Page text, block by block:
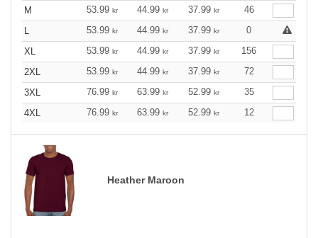
M
53.99 kr 44.99 kr 37.99 kr
46
L
53.99 kr 44.99 kr 37.99 kr
0
XL
53.99 kr 44.99 kr 37.99 kr
156
2XL
53.99 kr 44.99 kr 37.99 kr
72
3XL
76.99 kr 63.99 kr 52.99 kr
35
4XL
76.99 kr 63.99 kr 52.99 kr 12
Heather Maroon